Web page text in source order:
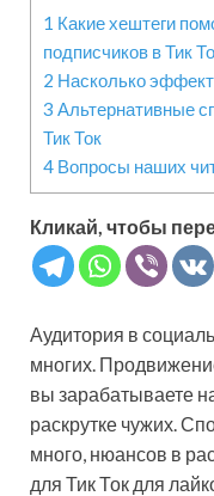
1 Какие хештеги
подписчиков в Тик
2 Насколько
3 Альтернативные
Тик Ток
4 Вопросы наших
Кликай, чтобы
Аудитория в
многих.
вы зарабатываете
раскрутке чужих.
много, нюансов в
для Тик Ток для